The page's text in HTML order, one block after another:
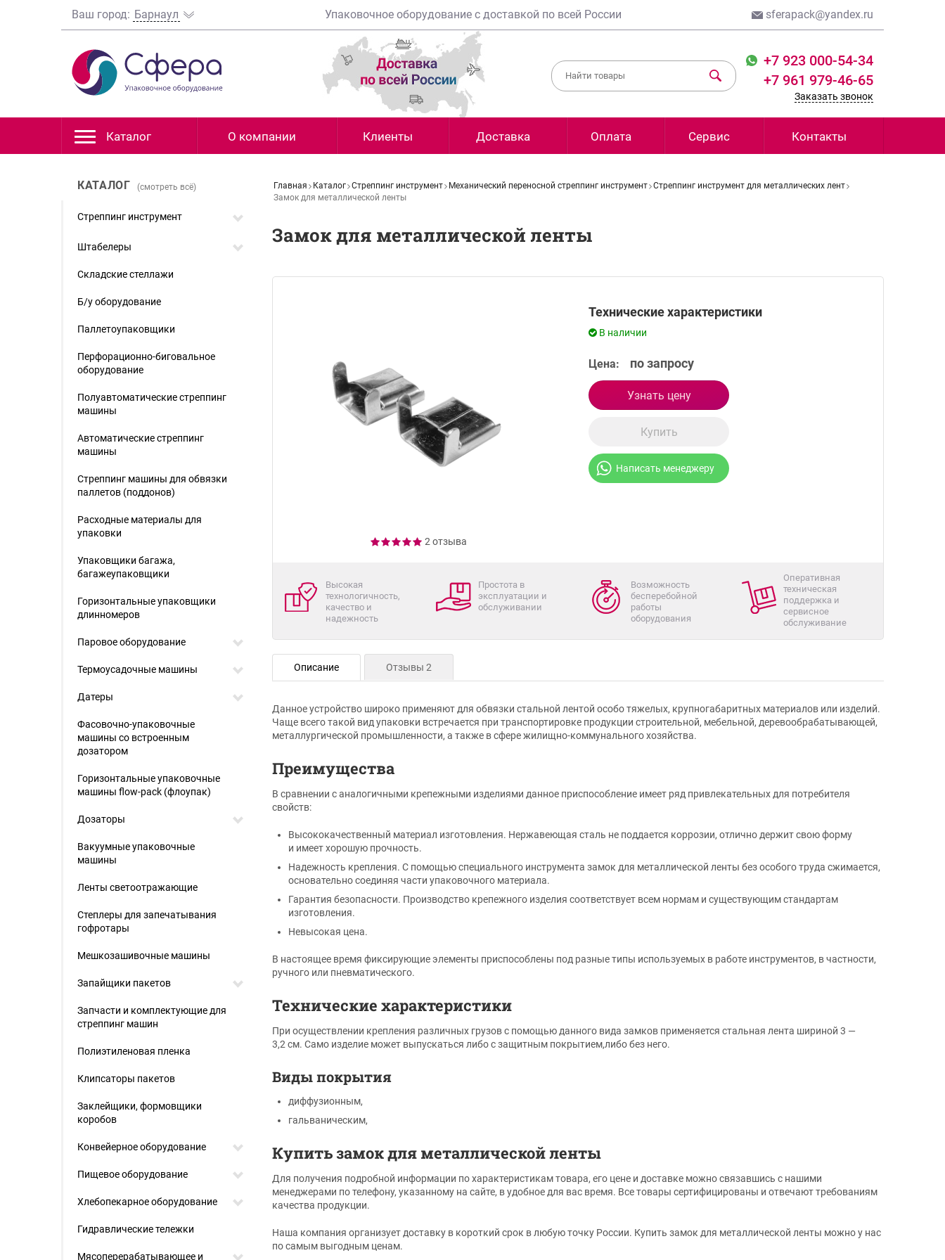
Ваш город: Барнаул Упаковочное оборудование с доставкой по всей России sferapack@yandex.ru
+7 923 000-54-34
+7 961 979-46-65
Заказать звонок
Каталог О компании Клиенты Доставка Оплата Сервис Контакты
Главная Каталог Стреппинг инструмент Механический переносной стреппинг инструмент Стреппинг инструмент для металлических лент
Замок для металлической ленты
Замок для металлической ленты
2 отзыва
Технические характеристики
В наличии
Цена: по запросу
Узнать цену
Купить
Написать менеджеру
Высокая
технологичность,
качество и
надежность
Простота в
эксплуатации и
обслуживании
Возможность
бесперебойной
работы
оборудования
Оперативная
техническая
поддержка и
сервисное
обслуживание
Описание Отзывы 2
Данное устройство широко применяют для обвязки стальной лентой особо тяжелых, крупногабаритных материалов или изделий.
Чаще всего такой вид упаковки встречается при транспортировке продукции строительной, мебельной, деревообрабатывающей,
металлургической промышленности, а также в сфере жилищно-коммунального хозяйства.
Преимущества
В сравнении с аналогичными крепежными изделиями данное приспособление имеет ряд привлекательных для потребителя
свойств:
Высококачественный материал изготовления. Нержавеющая сталь не поддается коррозии, отлично держит свою форму
и имеет хорошую прочность.
Надежность крепления. С помощью специального инструмента замок для металлической ленты без особого труда сжимается,
основательно соединяя части упаковочного материала.
Гарантия безопасности. Производство крепежного изделия соответствует всем нормам и существующим стандартам
изготовления.
Невысокая цена.
В настоящее время фиксирующие элементы приспособлены под разные типы используемых в работе инструментов, в частности,
ручного или пневматического.
Технические характеристики
При осуществлении крепления различных грузов с помощью данного вида замков применяется стальная лента шириной 3 —
3,2 см. Само изделие может выпускаться либо с защитным покрытием,либо без него.
Виды покрытия
диффузионным,
гальваническим,
Купить замок для металлической ленты
Для получения подробной информации по характеристикам товара, его цене и доставке можно связавшись с нашими
менеджерами по телефону, указанному на сайте, в удобное для вас время. Все товары сертифицированы и отвечают требованиям
качества продукции.
Наша компания организует доставку в короткий срок в любую точку России. Купить замок для металлической ленты можно у нас
по самым выгодным ценам.
КАТАЛОГ (смотреть всё)
Стреппинг инструмент
Штабелеры
Складские стеллажи
Б/у оборудование
Паллетоупаковщики
Перфорационно-биговальное
оборудование
Полуавтоматические стреппинг
машины
Автоматические стреппинг
машины
Стреппинг машины для обвязки
паллетов (поддонов)
Расходные материалы для
упаковки
Упаковщики багажа,
багажеупаковщики
Горизонтальные упаковщики
длинномеров
Паровое оборудование
Термоусадочные машины
Датеры
Фасовочно-упаковочные
машины со встроенным
дозатором
Горизонтальные упаковочные
машины flow-pack (флоупак)
Дозаторы
Вакуумные упаковочные
машины
Ленты светоотражающие
Степлеры для запечатывания
гофротары
Мешкозашивочные машины
Запайщики пакетов
Запчасти и комплектующие для
стреппинг машин
Полиэтиленовая пленка
Клипсаторы пакетов
Заклейщики, формовщики
коробов
Конвейерное оборудование
Пищевое оборудование
Хлебопекарное оборудование
Гидравлические тележки
Мясоперерабатывающее и